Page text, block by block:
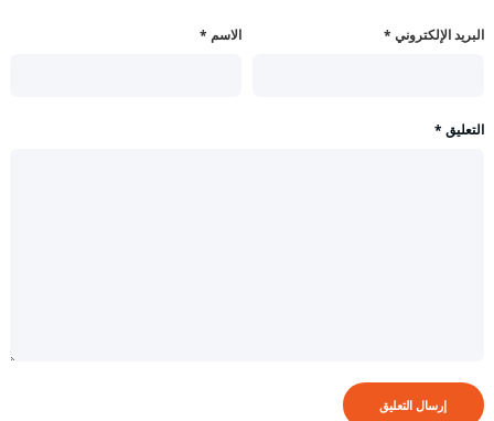
الاسم * البريد الإلكتروني *
التعليق *